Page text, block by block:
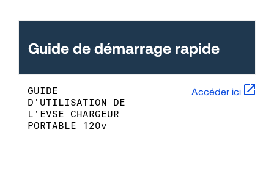
Guide de démarrage rapide
GUIDE
D'UTILISATION DE
L'EVSE CHARGEUR
PORTABLE 120v
Accéder ici